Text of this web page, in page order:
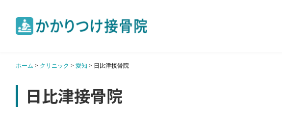
ホーム > クリニック > 愛知 > 日比津接骨院
日比津接骨院